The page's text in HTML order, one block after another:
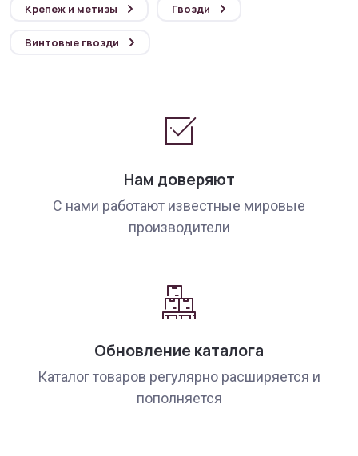
Крепеж и метизы Гвозди
Винтовые гвозди
Нам доверяют
С нами работают известные мировые
производители
Обновление каталога
Каталог товаров регулярно расширяется и
пополняется